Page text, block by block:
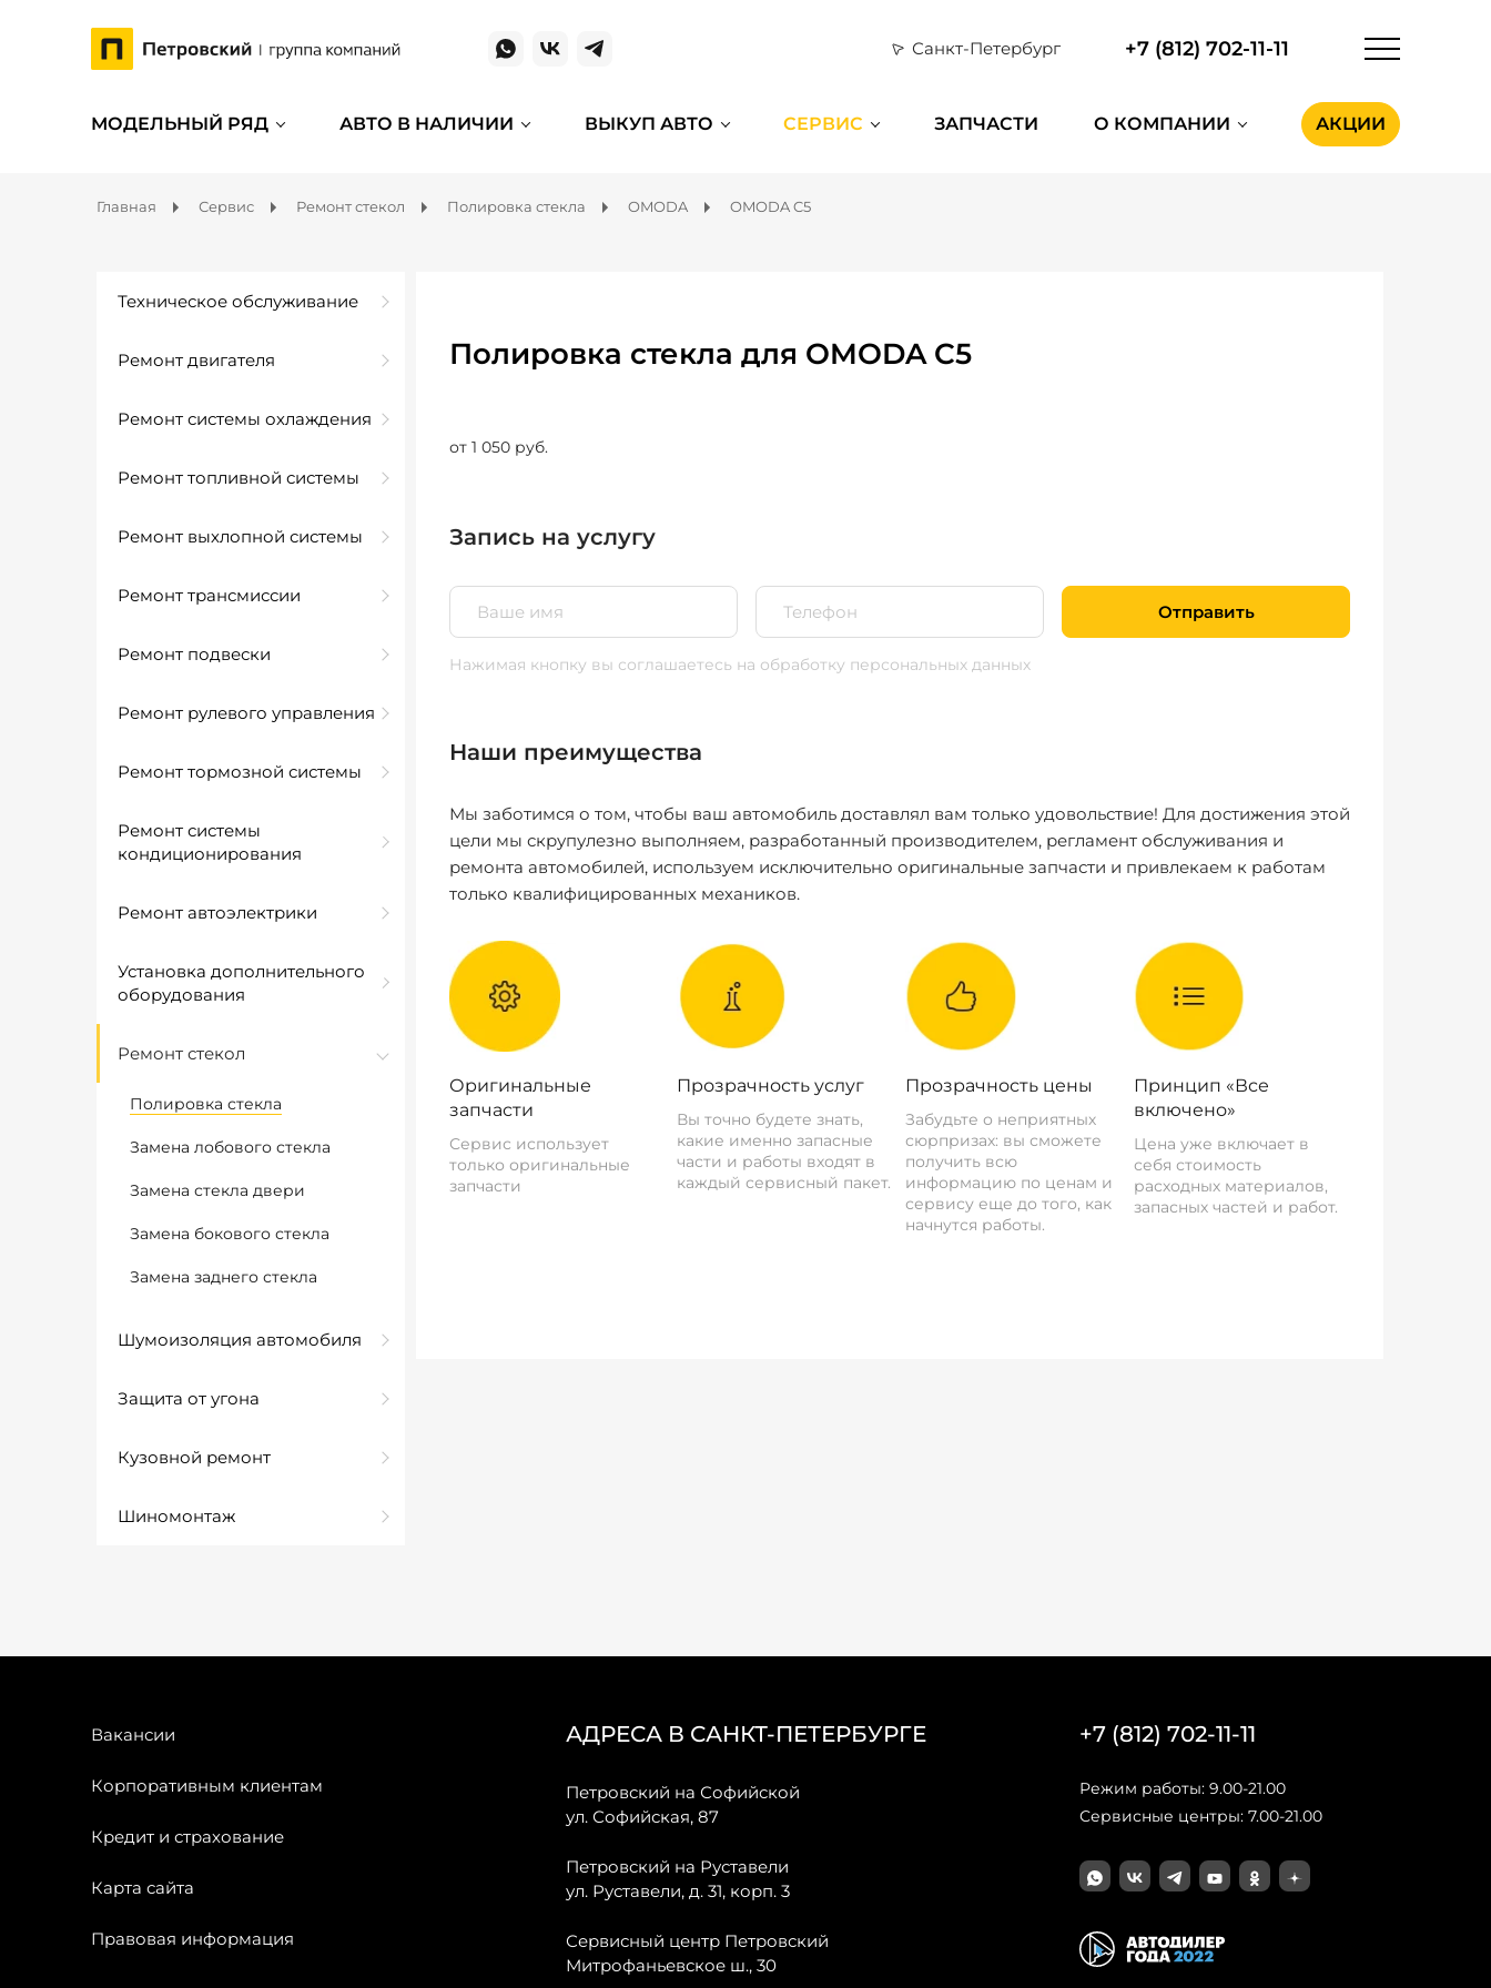
Санкт-Петербург +7 (812) 702-11-11
МОДЕЛЬНЫЙ РЯД АВТО В НАЛИЧИИ ВЫКУП АВТО СЕРВИС ЗАПЧАСТИ О КОМПАНИИ АКЦИИ
Главная Сервис Ремонт стекол Полировка стекла OMODA OMODA C5
Техническое обслуживание
Ремонт двигателя
Ремонт системы охлаждения
Ремонт топливной системы
Ремонт выхлопной системы
Ремонт трансмиссии
Ремонт подвески
Ремонт рулевого управления
Ремонт тормозной системы
Ремонт системы
кондиционирования
Ремонт автоэлектрики
Установка дополнительного
оборудования
Ремонт стекол
Полировка стекла
Замена лобового стекла
Замена стекла двери
Замена бокового стекла
Замена заднего стекла
Шумоизоляция автомобиля
Защита от угона
Кузовной ремонт
Шиномонтаж
Полировка стекла для OMODA C5
от 1 050 руб.
Запись на услугу
Отправить
Нажимая кнопку вы соглашаетесь на обработку персональных данных
Наши преимущества
Мы заботимся о том, чтобы ваш автомобиль доставлял вам только удовольствие! Для достижения этой
цели мы скрупулезно выполняем, разработанный производителем, регламент обслуживания и
ремонта автомобилей, используем исключительно оригинальные запчасти и привлекаем к работам
только квалифицированных механиков.
Оригинальные
запчасти
Сервис использует
только оригинальные
запчасти
Прозрачность услуг
Вы точно будете знать,
какие именно запасные
части и работы входят в
каждый сервисный пакет.
Прозрачность цены
Забудьте о неприятных
сюрпризах: вы сможете
получить всю
информацию по ценам и
сервису еще до того, как
начнутся работы.
Принцип «Все
включено»
Цена уже включает в
себя стоимость
расходных материалов,
запасных частей и работ.
Вакансии
Корпоративным клиентам
Кредит и страхование
Карта сайта
Правовая информация
АДРЕСА В САНКТ-ПЕТЕРБУРГЕ
Петровский на Софийской
ул. Софийская, 87
Петровский на Руставели
ул. Руставели, д. 31, корп. 3
Сервисный центр Петровский
Митрофаньевское ш., 30
+7 (812) 702-11-11
Режим работы: 9.00-21.00
Сервисные центры: 7.00-21.00